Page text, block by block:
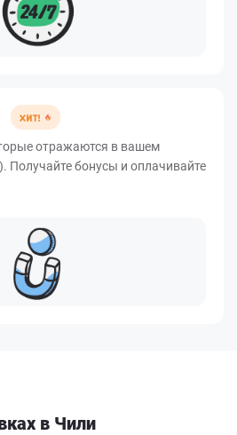
отражаются в вашем
Получайте бонусы и оплачивайте
в Чили